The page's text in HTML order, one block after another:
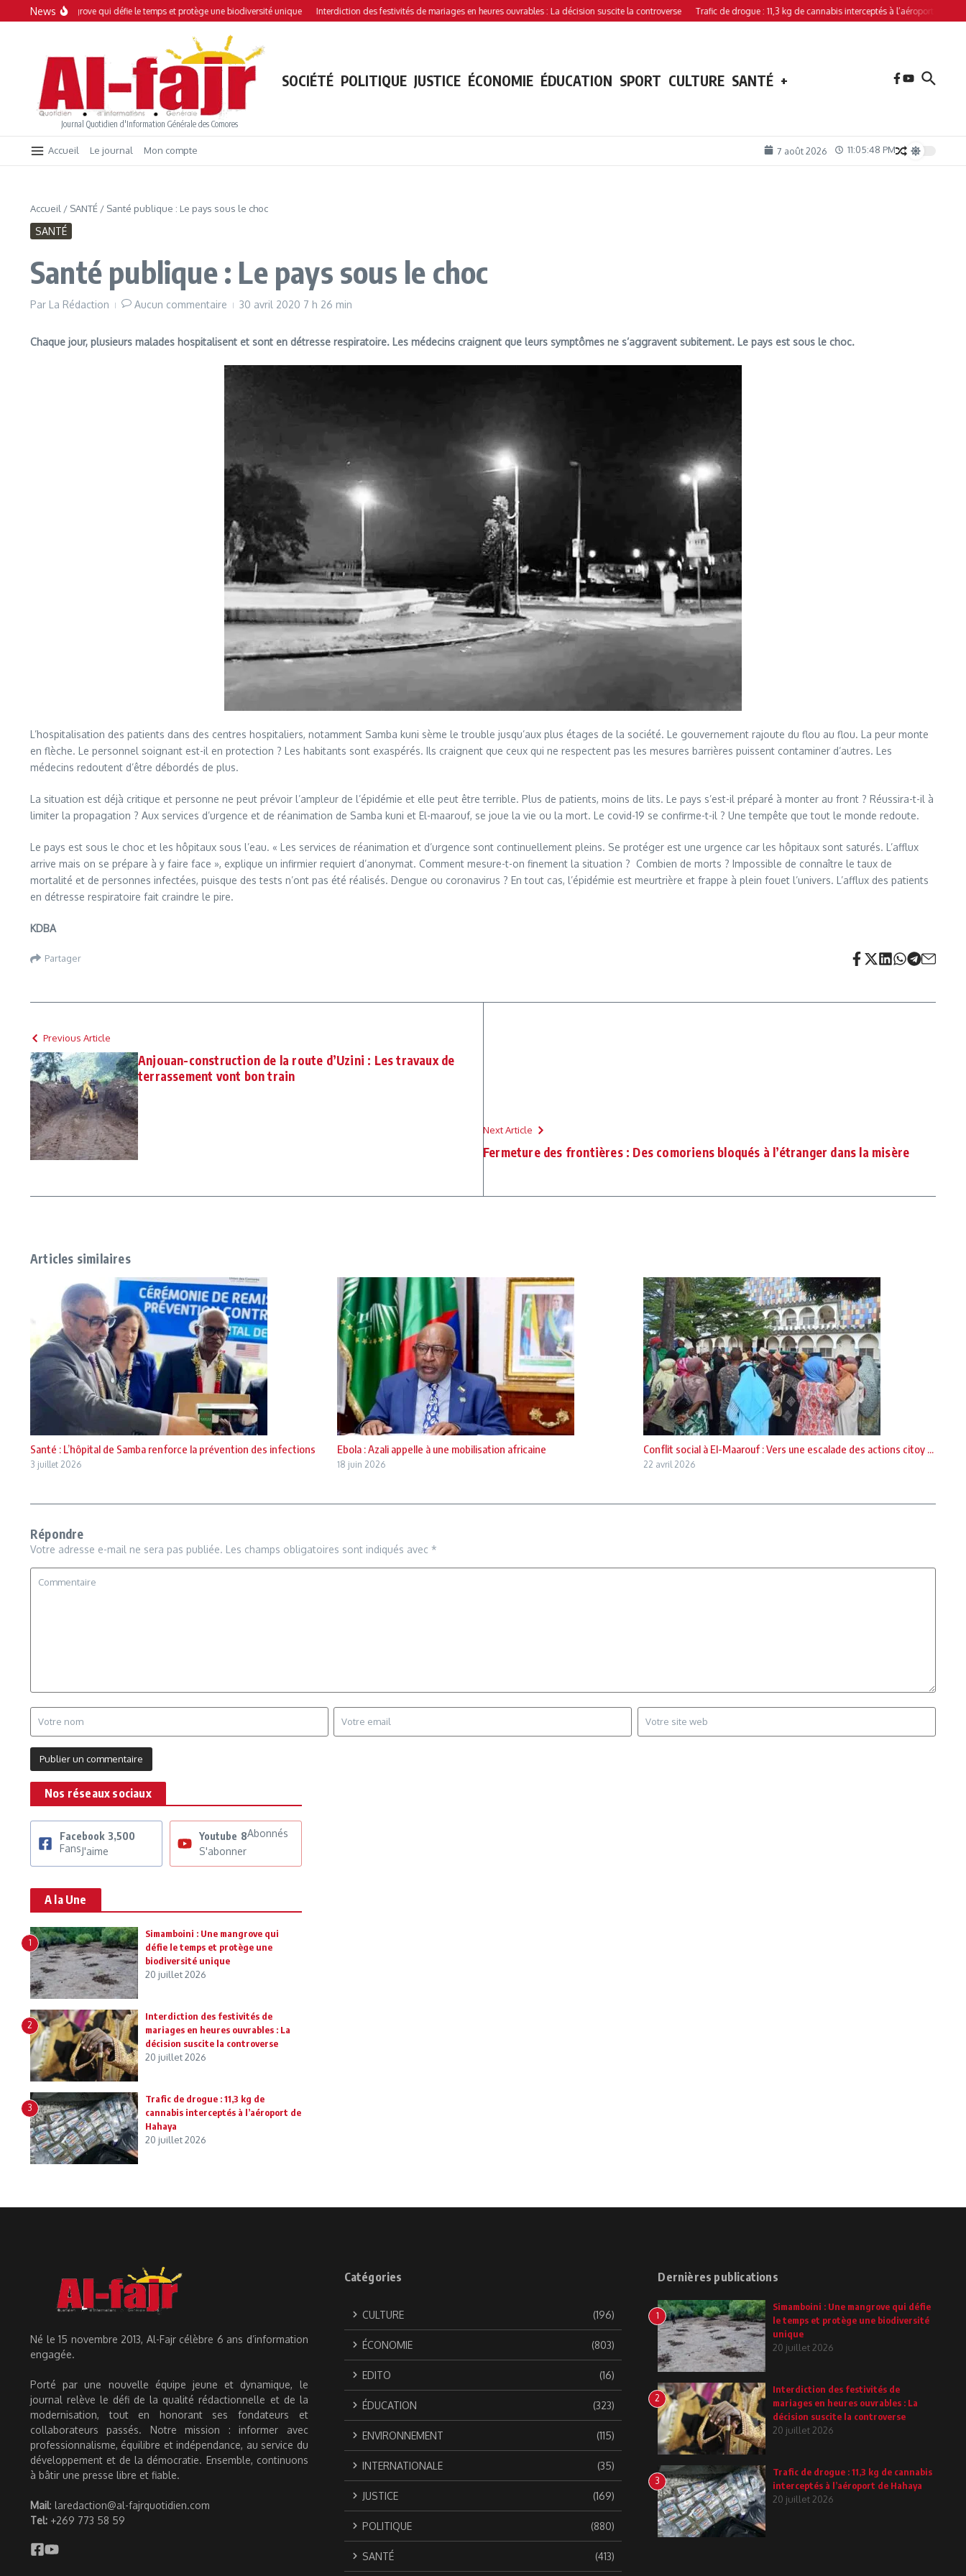
Aller au contenu
News
: Une mangrove qui défie le temps et protège une biodiversité unique Interdiction des festivités de mariages en heures ouvrables : La décision suscite la controverse Trafic de drogue : 11,3 kg de cannabis interceptés à l’aéroport de Hahaya
Journal Quotidien d'Information Générale des Comores
SOCIÉTÉ POLITIQUE JUSTICE ÉCONOMIE ÉDUCATION SPORT CULTURE SANTÉ +
Accueil Le journal Mon compte 7 août 2026 11:05:49 PM
Accueil / SANTÉ / Santé publique : Le pays sous le choc
SANTÉ
Santé publique : Le pays sous le choc
Par La Rédaction Aucun commentaire 30 avril 2020 7 h 26 min
Chaque jour, plusieurs malades hospitalisent et sont en détresse respiratoire. Les médecins craignent que leurs symptômes ne s’aggravent subitement. Le pays est sous le choc.
L’hospitalisation des patients dans des centres hospitaliers, notamment Samba kuni sème le trouble jusqu’aux plus étages de la société. Le gouvernement rajoute du flou au flou. La peur monte
en flèche. Le personnel soignant est-il en protection ? Les habitants sont exaspérés. Ils craignent que ceux qui ne respectent pas les mesures barrières puissent contaminer d’autres. Les
médecins redoutent d’être débordés de plus.
La situation est déjà critique et personne ne peut prévoir l’ampleur de l’épidémie et elle peut être terrible. Plus de patients, moins de lits. Le pays s’est-il préparé à monter au front ? Réussira-t-il à
limiter la propagation ? Aux services d’urgence et de réanimation de Samba kuni et El-maarouf, se joue la vie ou la mort. Le covid-19 se confirme-t-il ? Une tempête que tout le monde redoute.
Le pays est sous le choc et les hôpitaux sous l’eau. « Les services de réanimation et d’urgence sont continuellement pleins. Se protéger est une urgence car les hôpitaux sont saturés. L’afflux
arrive mais on se prépare à y faire face », explique un infirmier requiert d’anonymat. Comment mesure-t-on finement la situation ? Combien de morts ? Impossible de connaître le taux de
mortalité et de personnes infectées, puisque des tests n’ont pas été réalisés. Dengue ou coronavirus ? En tout cas, l’épidémie est meurtrière et frappe à plein fouet l’univers. L’afflux des patients
en détresse respiratoire fait craindre le pire.
KDBA
Partager
Previous Article
Anjouan-construction de la route d’Uzini : Les travaux de
terrassement vont bon train
Next Article
Fermeture des frontières : Des comoriens bloqués à l’étranger dans la misère
Articles similaires
Santé : L’hôpital de Samba renforce la prévention des infections
3 juillet 2026
Ebola : Azali appelle à une mobilisation africaine
18 juin 2026
Conflit social à El-Maarouf : Vers une escalade des actions citoy ...
22 avril 2026
Répondre
Votre adresse e-mail ne sera pas publiée. Les champs obligatoires sont indiqués avec *
Nos réseaux sociaux
Facebook 3,500
FansJ'aime
Youtube 8Abonnés
S'abonner
A la Une
1
Simamboini : Une mangrove qui
défie le temps et protège une
biodiversité unique
20 juillet 2026
2
Interdiction des festivités de
mariages en heures ouvrables : La
décision suscite la controverse
20 juillet 2026
3
Trafic de drogue : 11,3 kg de
cannabis interceptés à l’aéroport de
Hahaya
20 juillet 2026
Né le 15 novembre 2013, Al-Fajr célèbre 6 ans d’information
engagée.
Porté par une nouvelle équipe jeune et dynamique, le
journal relève le défi de la qualité rédactionnelle et de la
modernisation, tout en honorant ses fondateurs et
collaborateurs passés. Notre mission : informer avec
professionnalisme, équilibre et indépendance, au service du
développement et de la démocratie. Ensemble, continuons
à bâtir une presse libre et fiable.
Mail: laredaction@al-fajrquotidien.com
Tel: +269 773 58 59
Catégories
CULTURE (196)
ÉCONOMIE (803)
EDITO (16)
ÉDUCATION (323)
ENVIRONNEMENT (115)
INTERNATIONALE (35)
JUSTICE (169)
POLITIQUE (880)
SANTÉ (413)
Dernières publications
1
Simamboini : Une mangrove qui défie
le temps et protège une biodiversité
unique
20 juillet 2026
2
Interdiction des festivités de
mariages en heures ouvrables : La
décision suscite la controverse
20 juillet 2026
3
Trafic de drogue : 11,3 kg de cannabis
interceptés à l’aéroport de Hahaya
20 juillet 2026